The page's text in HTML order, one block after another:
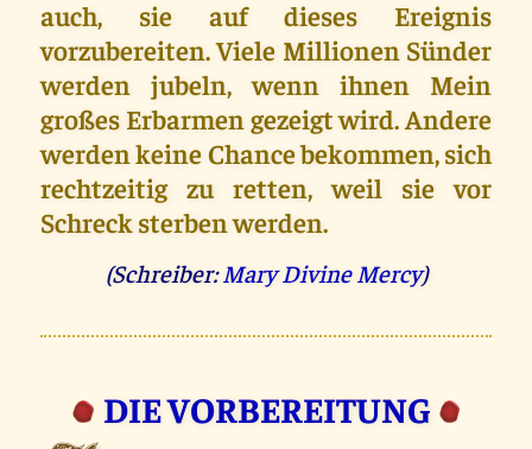
auch, sie auf dieses Ereignis
vorzubereiten. Viele Millionen Sünder
werden jubeln, wenn ihnen Mein
großes Erbarmen gezeigt wird. Andere
werden keine Chance bekommen, sich
rechtzeitig zu retten, weil sie vor
Schreck sterben werden.
(Schreiber: Mary Divine Mercy)
DIE VOR­BEREITUNG